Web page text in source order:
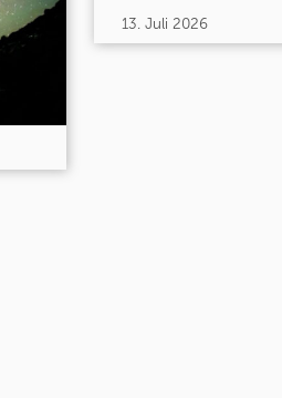
13. Juli 2026